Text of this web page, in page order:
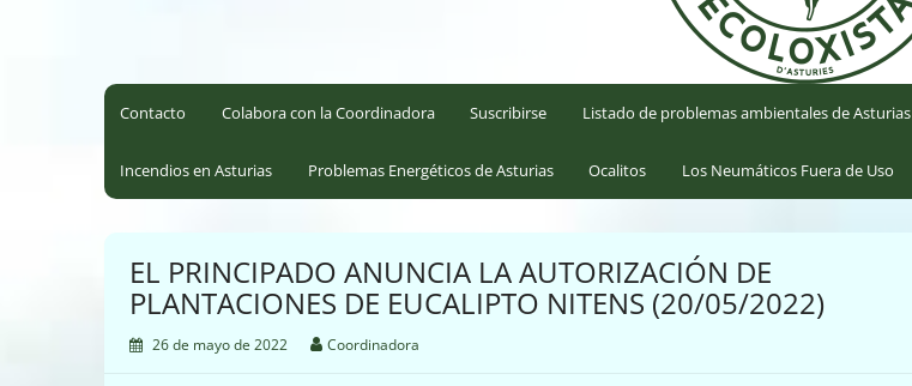
Contacto Colabora con la Coordinadora Suscribirse Listado de problemas ambientales de Asturias
Incendios en Asturias Problemas Energéticos de Asturias Ocalitos Los Neumáticos Fuera de Uso
EL PRINCIPADO ANUNCIA LA AUTORIZACIÓN DE
PLANTACIONES DE EUCALIPTO NITENS (20/05/2022)
26 de mayo de 2022 Coordinadora